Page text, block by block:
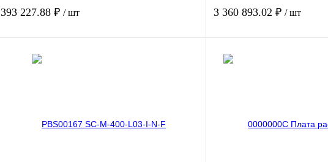
393 227.88 ₽ / шт 3 360 893.02 ₽ / шт